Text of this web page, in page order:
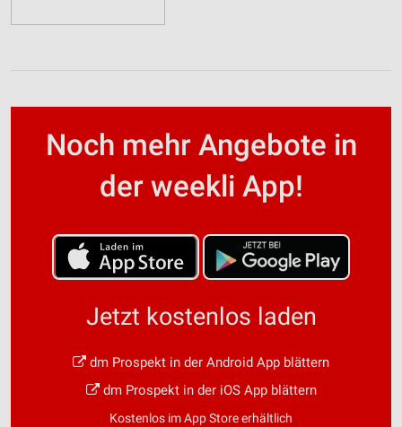
Noch mehr Angebote in
der weekli App!
Jetzt kostenlos laden
dm Prospekt in der Android App blättern
dm Prospekt in der iOS App blättern
Kostenlos im App Store erhältlich